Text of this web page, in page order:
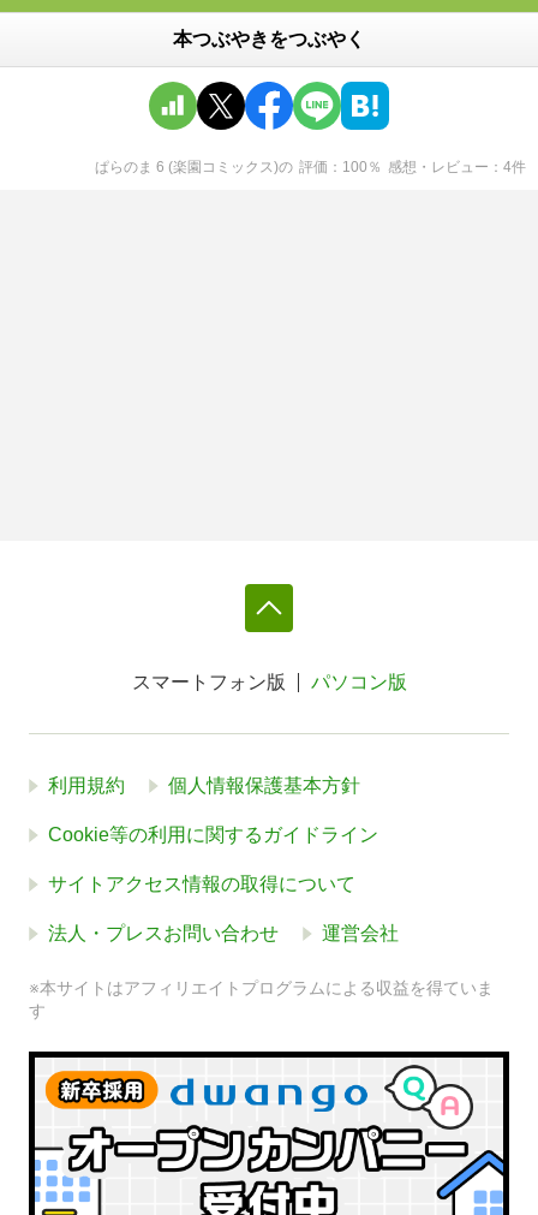
本つぶやきをつぶやく
ぱらのま 6 (楽園コミックス)の 評価 100 ％ 感想・レビュー 4件
スマートフォン版 パソコン版
利用規約 個人情報保護基本方針
Cookie等の利用に関するガイドライン
サイトアクセス情報の取得について
法人・プレスお問い合わせ 運営会社
※本サイトはアフィリエイトプログラムによる収益を得ていま
す